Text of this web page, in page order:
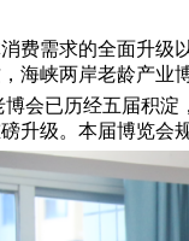
费需求的全面升级
海峡两岸老龄产业
会已历经五届积
升级。本届博览会